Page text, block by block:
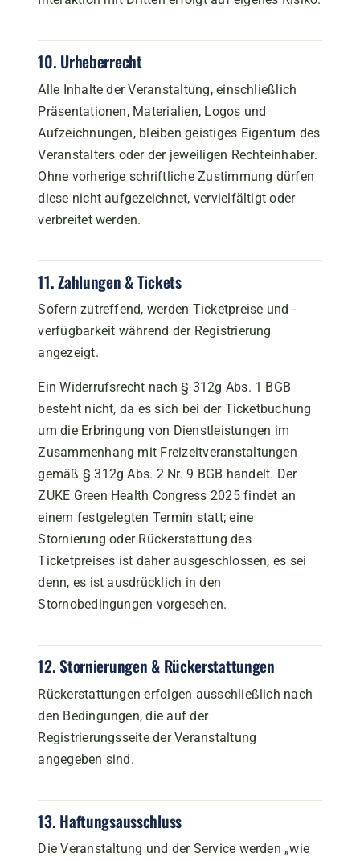
10. Urheberrecht
Alle Inhalte der Veranstaltung, einschließlich
Präsentationen, Materialien, Logos und
Aufzeichnungen, bleiben geistiges Eigentum des
Veranstalters oder der jeweiligen Rechteinhaber.
Ohne vorherige schriftliche Zustimmung dürfen
diese nicht aufgezeichnet, vervielfältigt oder
verbreitet werden.
11. Zahlungen & Tickets
Sofern zutreffend, werden Ticketpreise und -
verfügbarkeit während der Registrierung
angezeigt.
Ein Widerrufsrecht nach § 312g Abs. 1 BGB
besteht nicht, da es sich bei der Ticketbuchung
um die Erbringung von Dienstleistungen im
Zusammenhang mit Freizeitveranstaltungen
gemäß § 312g Abs. 2 Nr. 9 BGB handelt. Der
ZUKE Green Health Congress 2025 findet an
einem festgelegten Termin statt; eine
Stornierung oder Rückerstattung des
Ticketpreises ist daher ausgeschlossen, es sei
denn, es ist ausdrücklich in den
Stornobedingungen vorgesehen.
12. Stornierungen & Rückerstattungen
Rückerstattungen erfolgen ausschließlich nach
den Bedingungen, die auf der
Registrierungsseite der Veranstaltung
angegeben sind.
13. Haftungsausschluss
Die Veranstaltung und der Service werden „wie